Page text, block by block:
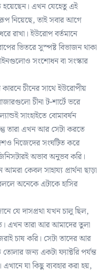
হয়েছেন। এখন যেহেতু এই
রূপ নিয়েছে, তাই সবার আগে
রাখা। ইউরোপ বর্তমানে
ভিতরে সুস্পষ্ট বিভাজন থাকা
সংশোধন বা সংস্কার
চীনের সাথে ইউরোপীয়
চীনা ট-শার্টে ভরে
সাংহাইতে বোমাবর্ষন
তারা এখন আর সেটা করতে
নিজেদের সংঘটিত করে
অভাব অনুভব করি।
কেবল সাহায্য প্রার্থনা ছাড়া
অনেকে এটাকে হাসির
যে দাসপ্রথা যখন চালু ছিল,
এখন তারা আর আমাদের তুলা
চাষ করি। সেটা তাদের আর
জন্য একটা ফ্যাক্টরি পর্যন্ত
যা কিছু ব্যবহার করা হয়,